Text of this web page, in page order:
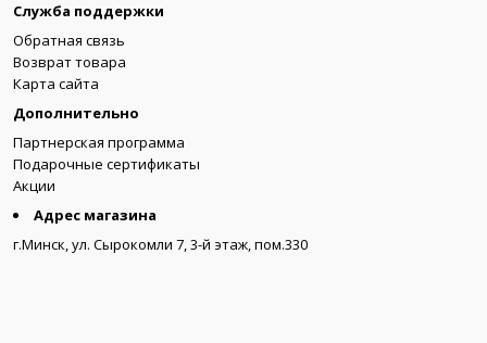
Служба поддержки
Обратная связь
Возврат товара
Карта сайта
Дополнительно
Партнерская программа
Подарочные сертификаты
Акции
Адрес магазина
г.Минск, ул. Сырокомли 7, 3-й этаж, пом.330